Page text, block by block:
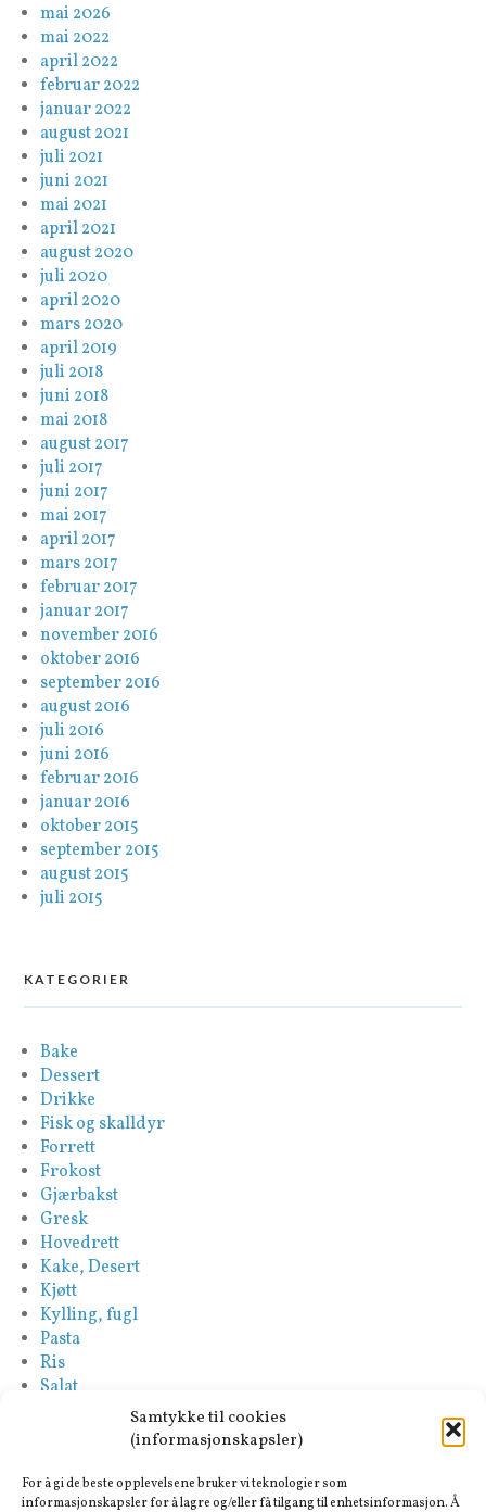
Samtykke til cookies
(informasjonskapsler)
For å gi de beste opplevelsene bruker vi teknologier som
informasjonskapsler for å lagre og/eller få tilgang til enhetsinformasjon. Å
mai 2026
mai 2022
april 2022
februar 2022
januar 2022
august 2021
juli 2021
juni 2021
mai 2021
april 2021
august 2020
juli 2020
april 2020
mars 2020
april 2019
juli 2018
juni 2018
mai 2018
august 2017
juli 2017
juni 2017
mai 2017
april 2017
mars 2017
februar 2017
januar 2017
november 2016
oktober 2016
september 2016
august 2016
juli 2016
juni 2016
februar 2016
januar 2016
oktober 2015
september 2015
august 2015
juli 2015
KATEGORIER
Bake
Dessert
Drikke
Fisk og skalldyr
Forrett
Frokost
Gjærbakst
Gresk
Hovedrett
Kake, Desert
Kjøtt
Kylling, fugl
Pasta
Ris
Salat
Suppe
Tapas-Mezze